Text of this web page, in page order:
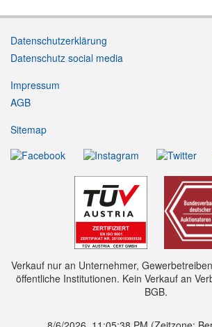
Datenschutzerklärung
Datenschutz social media
Impressum
AGB
Sitemap
Verkauf nur an Unternehmer,
öffentliche Institutionen. Kein Verkauf an
BGB.